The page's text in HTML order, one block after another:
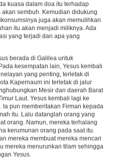
kuasa dalam doa itu terhadap
sembuh. Kemudian didukung
juga akan memulihkan
itu akan menjadi miliknya. Ada
yang terjadi dan apa yang
berada di Galilea untuk
kesempatan lain, Yesus kembali
yang penting, terletak di
Kapernaum ini terletak di jalur
Mesir dan daerah Barat
Laut. Yesus kembali lagi ke
Ia pun memberitakan Firman kepada
itu. Lalu datanglah orang yang
orang. Namun, mereka terhalang
kerumunan orang pada saat itu.
mereka membuat mereka mencari
mereka menurunkan tilam sehingga
Yesus.